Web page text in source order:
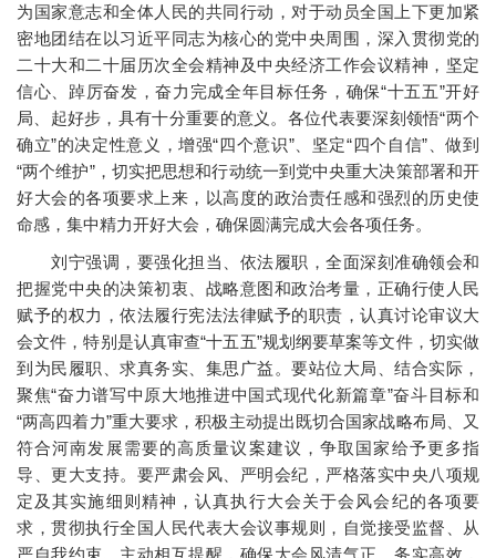
为国家意志和全体人民的共同行动，对于动员全国上下更加紧
密地团结在以习近平同志为核心的党中央周围，深入贯彻党的
二十大和二十届历次全会精神及中央经济工作会议精神，坚定
信心、踔厉奋发，奋力完成全年目标任务，确保“十五五”开好
局、起好步，具有十分重要的意义。各位代表要深刻领悟“两个
确立”的决定性意义，增强“四个意识”、坚定“四个自信”、做到
“两个维护”，切实把思想和行动统一到党中央重大决策部署和开
好大会的各项要求上来，以高度的政治责任感和强烈的历史使
命感，集中精力开好大会，确保圆满完成大会各项任务。
刘宁强调，要强化担当、依法履职，全面深刻准确领会和
把握党中央的决策初衷、战略意图和政治考量，正确行使人民
赋予的权力，依法履行宪法法律赋予的职责，认真讨论审议大
会文件，特别是认真审查“十五五”规划纲要草案等文件，切实做
到为民履职、求真务实、集思广益。要站位大局、结合实际，
聚焦“奋力谱写中原大地推进中国式现代化新篇章”奋斗目标和
“两高四着力”重大要求，积极主动提出既切合国家战略布局、又
符合河南发展需要的高质量议案建议，争取国家给予更多指
导、更大支持。要严肃会风、严明会纪，严格落实中央八项规
定及其实施细则精神，认真执行大会关于会风会纪的各项要
求，贯彻执行全国人民代表大会议事规则，自觉接受监督、从
严自我约束、主动相互提醒，确保大会风清气正、务实高效，